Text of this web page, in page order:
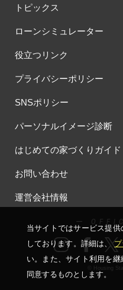
トピックス
ローンシミュレーター
役立つリンク
プライバシーポリシー
SNSポリシー
パーソナルイメージ診断
はじめての家づくりガイド
お問い合わせ
運営会社情報
ー
© Housing
当サイトではサービス提
しております。詳細は、
い。
また、サイト利⽤を
同意するものとします。